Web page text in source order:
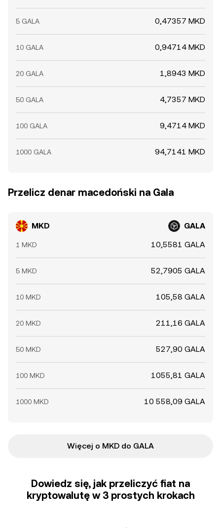
5 GALA 0,47357 MKD
10 GALA 0,94714 MKD
20 GALA 1,8943 MKD
50 GALA 4,7357 MKD
100 GALA 9,4714 MKD
1000 GALA 94,7141 MKD
Przelicz denar macedoński na Gala
MKD GALA
1 MKD 10,5581 GALA
5 MKD 52,7905 GALA
10 MKD 105,58 GALA
20 MKD 211,16 GALA
50 MKD 527,90 GALA
100 MKD 1055,81 GALA
1000 MKD 10 558,09 GALA
Więcej o MKD do GALA
Dowiedz się, jak przeliczyć fiat na
kryptowalutę w 3 prostych krokach